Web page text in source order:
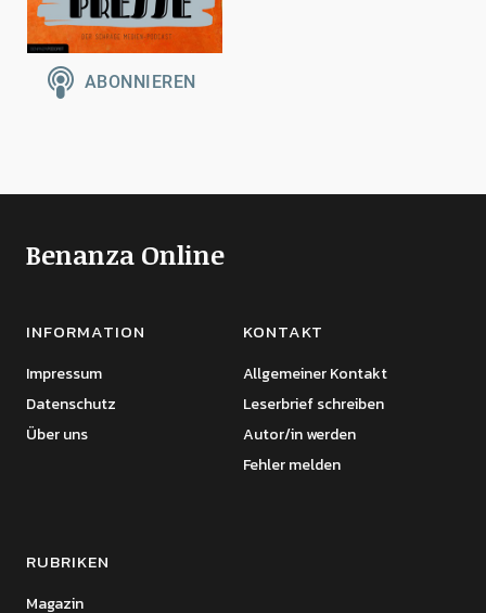
Benanza Online
INFORMATION
Impressum
Datenschutz
Über uns
KONTAKT
Allgemeiner Kontakt
Leserbrief schreiben
Autor/in werden
Fehler melden
RUBRIKEN
Magazin